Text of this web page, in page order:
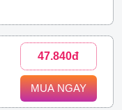
47.840đ
MUA NGAY